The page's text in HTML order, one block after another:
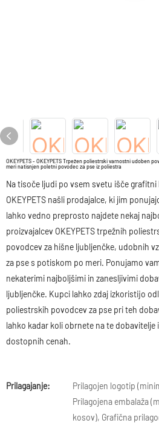
OKEYPETS - OKEYPETS Trpežen poliestrski varnostni udoben
meri natisnjen poletni povodec za pse iz poliestra
Na tisoče ljudi po vsem svetu išče
OKEYPETS našli prodajalce, ki jim
lahko vedno preprosto najdete nekaj
proizvajalcev OKEYPETS trpežnih
povodcev za hišne ljubljenčke, udobnih
za pse s potiskom po meri. Ponujamo
nekaterimi najboljšimi in zanesljivimi
ljubljenčke. Kupci lahko zdaj izkoristijo
poliestrskih povodcev za pse pri teh
lahko kadar koli obrnete na te dobavitelje
dostopnih cenah.
Prilagajanje:
Prilagojen logotip
Prilagojena embalaža
kosov), Grafična